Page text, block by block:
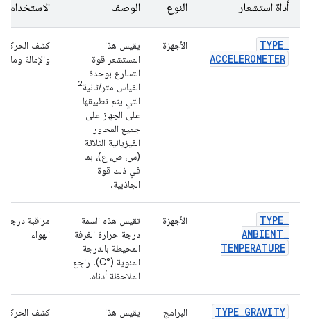
أداة استشعار النوع الوصف
TYPE_
ACCELEROMETER
الأجهزة
يقيس هذا
المستشعر قوة
التسارع بوحدة
القياس متر/ثانية2
التي يتم تطبيقها
على الجهاز على
جميع المحاور
الفيزيائية الثلاثة
(س، ص، ع)، بما
في ذلك قوة
الجاذبية.
كشف الحركة
والإمالة وما
TYPE_
AMBIENT_
TEMPERATURE
الأجهزة
تقيس هذه السمة
درجة حرارة الغرفة
المحيطة بالدرجة
المئوية (°C). راجِع
الملاحظة أدناه.
مراقبة
الهواء
TYPE_GRAVITY
البرامج
يقيس هذا
كشف الحركة